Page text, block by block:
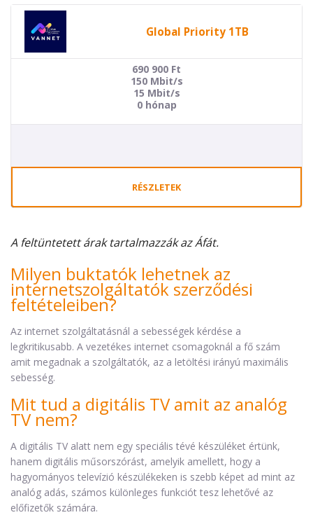
Global Priority 1TB
690 900 Ft
150 Mbit/s
15 Mbit/s
0 hónap
RÉSZLETEK
A feltüntetett árak tartalmazzák az Áfát.
Milyen buktatók lehetnek az
internetszolgáltatók szerződési
feltételeiben?
Az internet szolgáltatásnál a sebességek kérdése a
legkritikusabb. A vezetékes internet csomagoknál a fő szám
amit megadnak a szolgáltatók, az a letöltési irányú maximális
sebesség.
Mit tud a digitális TV amit az analóg
TV nem?
A digitális TV alatt nem egy speciális tévé készüléket értünk,
hanem digitális műsorszórást, amelyik amellett, hogy a
hagyományos televízió készülékeken is szebb képet ad mint az
analóg adás, számos különleges funkciót tesz lehetővé az
előfizetők számára.